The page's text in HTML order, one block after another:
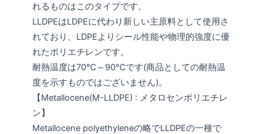
れるものはこのタイプです。
LLDPEはLDPEに代わり新しい主原料として使用さ
れており、LDPEよりシール性能や物理的強度に優
れたポリエチレンです。
耐熱温度は70℃～90℃です(商品としての耐熱温
度を示すものではございません)。
【Metallocene(M-LLDPE) : メタロセンポリエチレ
ン】
Metallocene polyethyleneの略でLLDPEの一種で